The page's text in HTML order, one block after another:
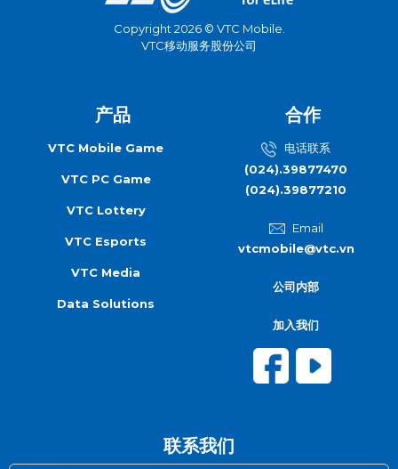
Copyright 2026 © VTC Mobile.
VTC移动服务股份公司
产品
VTC Mobile Game
VTC PC Game
VTC Lottery
VTC Esports
VTC Media
Data Solutions
合作
电话联系
(024).39877470
(024).39877210
Email
vtcmobile@vtc.vn
公司内部
加入我们
联系我们